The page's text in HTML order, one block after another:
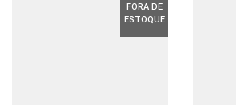
DO
PRODUTO
FORA DE
ESTOQUE